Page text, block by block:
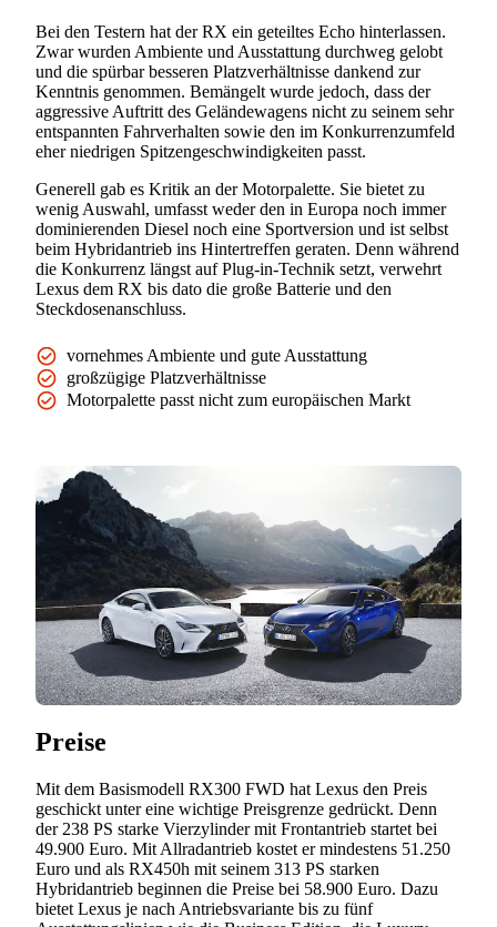
Bei den Testern hat der RX ein geteiltes Echo hinterlassen.
Zwar wurden Ambiente und Ausstattung durchweg gelobt
und die spürbar besseren Platzverhältnisse dankend zur
Kenntnis genommen. Bemängelt wurde jedoch, dass der
aggressive Auftritt des Geländewagens nicht zu seinem sehr
entspannten Fahrverhalten sowie den im Konkurrenzumfeld
eher niedrigen Spitzengeschwindigkeiten passt.
Generell gab es Kritik an der Motorpalette. Sie bietet zu
wenig Auswahl, umfasst weder den in Europa noch immer
dominierenden Diesel noch eine Sportversion und ist selbst
beim Hybridantrieb ins Hintertreffen geraten. Denn während
die Konkurrenz längst auf Plug-in-Technik setzt, verwehrt
Lexus dem RX bis dato die große Batterie und den
Steckdosenanschluss.
vornehmes Ambiente und gute Ausstattung
großzügige Platzverhältnisse
Motorpalette passt nicht zum europäischen Markt
Preise
Mit dem Basismodell RX300 FWD hat Lexus den Preis
geschickt unter eine wichtige Preisgrenze gedrückt. Denn
der 238 PS starke Vierzylinder mit Frontantrieb startet bei
49.900 Euro. Mit Allradantrieb kostet er mindestens 51.250
Euro und als RX450h mit seinem 313 PS starken
Hybridantrieb beginnen die Preise bei 58.900 Euro. Dazu
bietet Lexus je nach Antriebsvariante bis zu fünf